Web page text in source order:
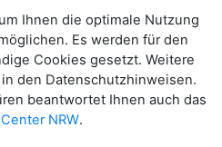
Ihnen die optimale Nutzung
Es werden für den
Cookies gesetzt. Weitere
den Datenschutzhinweisen.
beantwortet Ihnen auch das
NRW.